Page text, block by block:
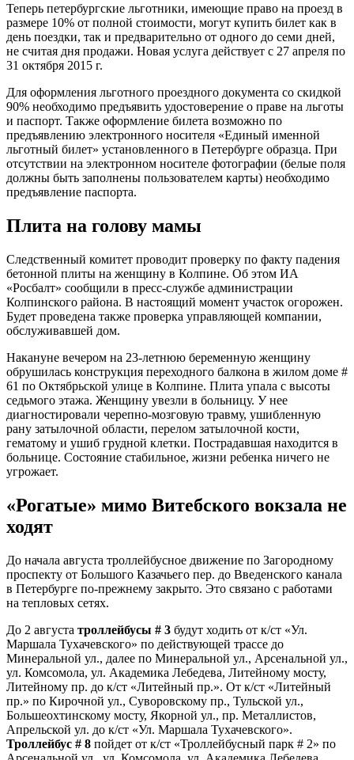
Теперь петербургские льготники, имеющие право на проезд в
размере 10% от полной стоимости, могут купить билет как в
день поездки, так и предварительно от одного до семи дней,
не считая дня продажи. Новая услуга действует с 27 апреля по
31 октября 2015 г.
Для оформления льготного проездного документа со скидкой
90% необходимо предъявить удостоверение о праве на льготы
и паспорт. Также оформление билета возможно по
предъявлению электронного носителя «Единый именной
льготный билет» установленного в Петербурге образца. При
отсутствии на электронном носителе фотографии (белые поля
должны быть заполнены пользователем карты) необходимо
предъявление паспорта.
Плита на голову мамы
Следственный комитет проводит проверку по факту падения
бетонной плиты на женщину в Колпине. Об этом ИА
«Росбалт» сообщили в пресс-службе администрации
Колпинского района. В настоящий момент участок огорожен.
Будет проведена также проверка управляющей компании,
обслуживавшей дом.
Накануне вечером на 23-летнюю беременную женщину
обрушилась конструкция переходного балкона в жилом доме #
61 по Октябрьской улице в Колпине. Плита упала с высоты
седьмого этажа. Женщину увезли в больницу. У нее
диагностировали черепно-мозговую травму, ушибленную
рану затылочной области, перелом затылочной кости,
гематому и ушиб грудной клетки. Пострадавшая находится в
больнице. Состояние стабильное, жизни ребенка ничего не
угрожает.
«Рогатые» мимо Витебского вокзала не
ходят
До начала августа троллейбусное движение по Загородному
проспекту от Большого Казачьего пер. до Введенского канала
в Петербурге по-прежнему закрыто. Это связано с работами
на тепловых сетях.
До 2 августа троллейбусы # 3 будут ходить от к/ст «Ул.
Маршала Тухачевского» по действующей трассе до
Минеральной ул., далее по Минеральной ул., Арсенальной ул.,
ул. Комсомола, ул. Академика Лебедева, Литейному мосту,
Литейному пр. до к/ст «Литейный пр.». От к/ст «Литейный
пр.» по Кирочной ул., Суворовскому пр., Тульской ул.,
Большеохтинскому мосту, Якорной ул., пр. Металлистов,
Апрельской ул. до к/ст «Ул. Маршала Тухачевского».
Троллейбус # 8 пойдет от к/ст «Троллейбусный парк # 2» по